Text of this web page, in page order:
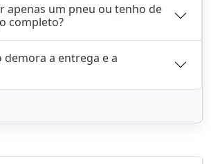
apenas um pneu ou tenho de
completo?
a entrega e a